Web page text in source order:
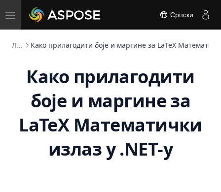
Toggle
navigation
Српски
Латекс Математички Рендер Како прилагодити боје и маргине за LaTeX
Како прилагодити
боје и маргине за
LaTeX Математички
излаз у .NET-у